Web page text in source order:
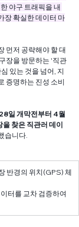
야구 트래픽을 내
장 확실한 데이터 마
먼저 공략해야 할 대
장을 방문하는 '직관
있는 것을 넘어, 지
증명하는 진성 소비
일 개막전부터 4월
찾은 직관러 데이
습니다.
반경의 위치(GPS) 체
터를 교차 검증하여